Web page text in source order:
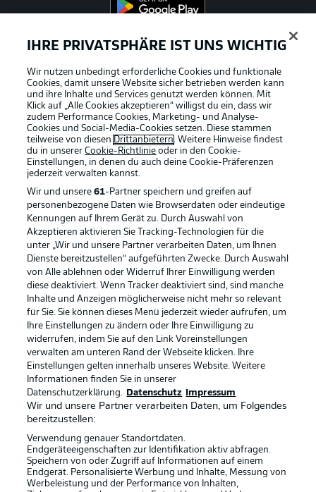
Offizielle Partner
Rechtliche Hinweise Voreinstellungen verwalten
Datenschutz Nutzungsbedingungen
Broadcaster Kontakt
Jobs Impressum
Partner Spieler
Liveticker
IHRE PRIVATSPHÄRE IST UNS WICHTIG
Wir nutzen unbedingt erforderliche Cookies und funktionale
Cookies, damit unsere Website sicher betrieben werden kann
und ihre Inhalte und Services genutzt werden können. Mit
Klick auf „Alle Cookies akzeptieren“ willigst du ein, dass wir
zudem Performance Cookies, Marketing- und Analyse-
Cookies und Social-Media-Cookies setzen. Diese stammen
teilweise von diesen Drittanbietern. Weitere Hinweise findest
du in unsererCookie-Richtlinie oder in den Cookie-
Einstellungen, in denen du auch deine Cookie-Präferenzen
jederzeit verwalten kannst.
Wir und unsere61-Partner speichern und greifen auf
personenbezogene Daten wie Browserdaten oder eindeutige
Kennungen auf Ihrem Gerät zu. Durch Auswahl von
Akzeptieren aktivieren Sie Tracking-Technologien für die
unter „Wir und unsere Partner verarbeiten Daten, um Ihnen
Dienste bereitzustellen“ aufgeführten Zwecke. Durch Auswahl
von Alle ablehnen oder Widerruf Ihrer Einwilligung werden
diese deaktiviert. Wenn Tracker deaktiviert sind, sind manche
Inhalte und Anzeigen möglicherweise nicht mehr so relevant
für Sie. Sie können dieses Menü jederzeit wieder aufrufen, um
Ihre Einstellungen zu ändern oder Ihre Einwilligung zu
widerrufen, indem Sie auf den Link Voreinstellungen
verwalten am unteren Rand der Webseite klicken. Ihre
Einstellungen gelten innerhalb unseres Website. Weitere
Informationen finden Sie in unserer
Datenschutzerklärung.
Datenschutz Impressum
Wir und unsere Partner verarbeiten Daten, um Folgendes
bereitzustellen:
Verwendung genauer Standortdaten.
Endgeräteeigenschaften zur Identifikation aktiv abfragen.
Speichern von oder Zugriff auf Informationen auf einem
Endgerät. Personalisierte Werbung und Inhalte, Messung von
Werbeleistung und der Performance von Inhalten,